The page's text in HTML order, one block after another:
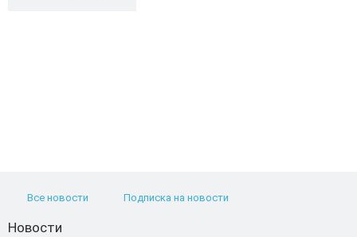
Все новости Подписка на новости
Новости